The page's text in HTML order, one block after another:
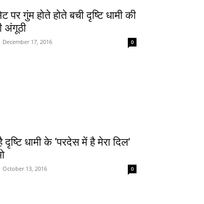
पर गुंम होते होते बची दृष्टि धामी की
अंगूठी
December 17, 2016 0
दृष्‍टि धामी के ‘परदेस में है मेरा दिल’
October 13, 2016 0